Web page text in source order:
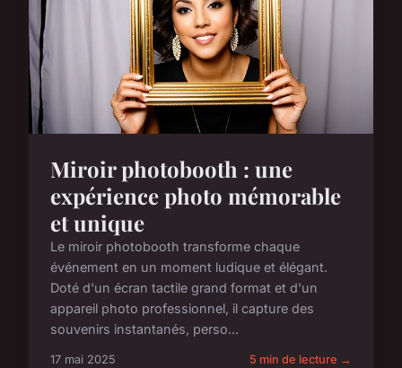
Miroir photobooth : une
expérience photo mémorable
et unique
Le miroir photobooth transforme chaque
événement en un moment ludique et élégant.
Doté d'un écran tactile grand format et d'un
appareil photo professionnel, il capture des
souvenirs instantanés, perso...
17 mai 2025 5 min de lecture →